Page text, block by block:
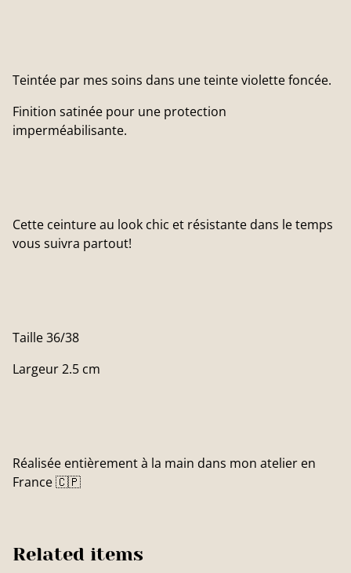
Teintée par mes soins dans une teinte violette foncée.
Finition satinée pour une protection
imperméabilisante.
Cette ceinture au look chic et résistante dans le temps
vous suivra partout!
Taille 36/38
Largeur 2.5 cm
Réalisée entièrement à la main dans mon atelier en
France 🇨🇵
Related items